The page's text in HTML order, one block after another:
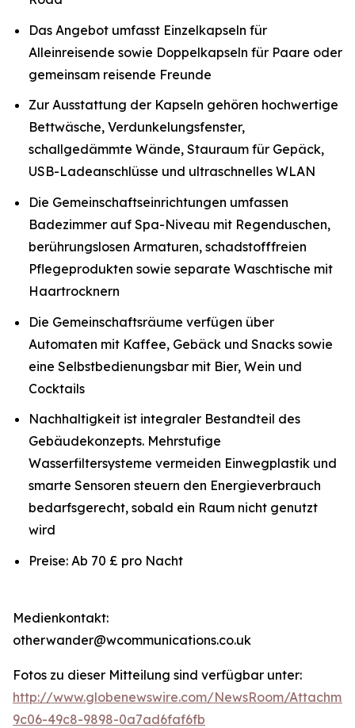
Das Angebot umfasst Einzelkapseln für
Alleinreisende sowie Doppelkapseln für Paare oder
gemeinsam reisende Freunde
Zur Ausstattung der Kapseln gehören hochwertige
Bettwäsche, Verdunkelungsfenster,
schallgedämmte Wände, Stauraum für Gepäck,
USB-Ladeanschlüsse und ultraschnelles WLAN
Die Gemeinschaftseinrichtungen umfassen
Badezimmer auf Spa-Niveau mit Regenduschen,
berührungslosen Armaturen, schadstofffreien
Pflegeprodukten sowie separate Waschtische mit
Haartrocknern
Die Gemeinschaftsräume verfügen über
Automaten mit Kaffee, Gebäck und Snacks sowie
eine Selbstbedienungsbar mit Bier, Wein und
Cocktails
Nachhaltigkeit ist integraler Bestandteil des
Gebäudekonzepts. Mehrstufige
Wasserfiltersysteme vermeiden Einwegplastik und
smarte Sensoren steuern den Energieverbrauch
bedarfsgerecht, sobald ein Raum nicht genutzt
wird
Preise: Ab 70 £ pro Nacht
Medienkontakt:
otherwander@wcommunications.co.uk
Fotos zu dieser Mitteilung sind verfügbar unter:
http://www.globenewswire.com/NewsRoom/
9c06-49c8-9898-0a7ad6faf6fb